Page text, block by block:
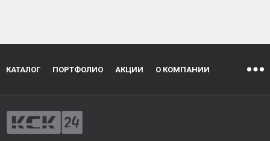
КАТАЛОГ ПОРТФОЛИО АКЦИИ О КОМПАНИИ